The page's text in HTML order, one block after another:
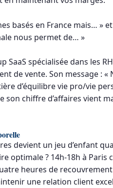
basés en France mais… »
nous permet de… »
SaaS spécialisée dans les
de vente. Son message : «
d’équilibre vie pro/vie
son chiffre d’affaires vient
devient un jeu d’enfant
optimale ? 14h-18h à Paris
heures de
une relation client